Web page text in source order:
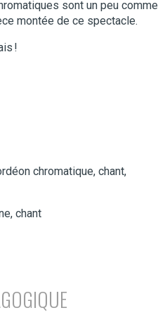
sont un peu comme
montée de ce spectacle.
!
chromatique, chant,
chant